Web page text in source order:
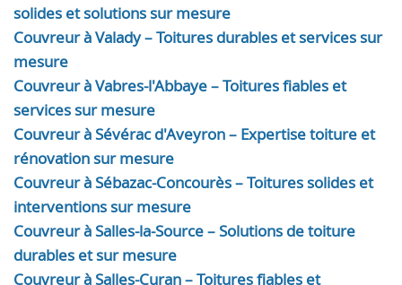
solides et solutions sur mesure
Couvreur à Valady – Toitures durables et services sur
mesure
Couvreur à Vabres-l'Abbaye – Toitures fiables et
services sur mesure
Couvreur à Sévérac d'Aveyron – Expertise toiture et
rénovation sur mesure
Couvreur à Sébazac-Concourès – Toitures solides et
interventions sur mesure
Couvreur à Salles-la-Source – Solutions de toiture
durables et sur mesure
Couvreur à Salles-Curan – Toitures fiables et